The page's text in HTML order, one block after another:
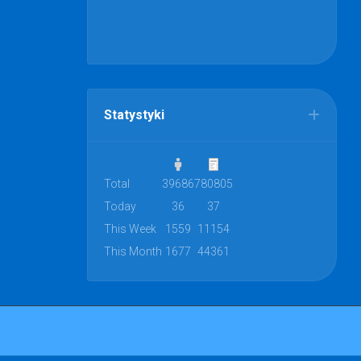
Statystyki
Total 39686780805
Today
36
37
This Week
1559
11154
This Month 1677 44361